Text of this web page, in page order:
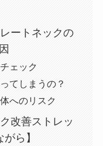
ートネックの
ェック
てしまうの？
へのリスク
改善ストレッ
ら】